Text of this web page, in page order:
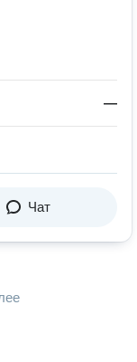
—
Чат